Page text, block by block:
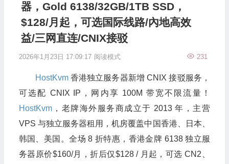
器，Gold 6138/32GB/1TB SSD，
$128/月起，可选国际线路/內地高效
益/三网直连/CNIX接驳
2026年1月23日 17:09:17 231
阅读模式
HostKvm香港独立服务器新增 CNIX 接驳服务，
可选配 CNIX IP，网内享 100M 带宽不限流量！
HostKvm，老牌海外服务商成立于 2013 年，主营
VPS 与独立服务器租用，机房覆盖中国香港、日本、
韩国、美国。全场 8 折特惠，香港金牌 6138 独立服
务器原价$160/月，折后仅$128 / 月起，可选 CN2、